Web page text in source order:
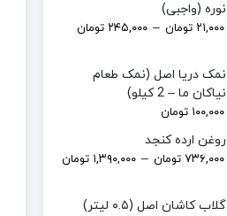
نوره (واجبی)
۲۱,۰۰۰ تومان – ۲۴۵,۰۰۰ تومان
نمک دریا اصل (نمک طعام
نیاکان ما – 2 کیلو)
۱۰۰,۰۰۰ تومان
روغن ارده کنجد
۷۳۶,۰۰۰ تومان – ۱,۳۹۰,۰۰۰ تومان
گلاب کاشان اصل (۰.۵ لیتر)